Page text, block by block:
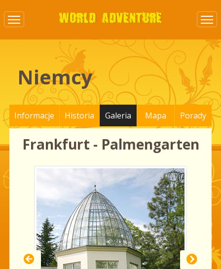
Niemcy
Informacje Historia Galeria Mapa Porady
Frankfurt - Palmengarten